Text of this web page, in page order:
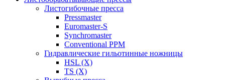
Листогибочные пресса
Pressmaster
Euromaster-S
Synchromaster
Conventional PPM
Гидравлические гильотинные ножницы
HSL (X)
TS (X)